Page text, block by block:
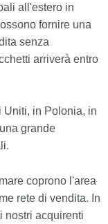
all'estero in
fornire una
senza
arriverà entro
Uniti, in Polonia, in
grande
coprono l'area
rete di vendita. In
nostri acquirenti